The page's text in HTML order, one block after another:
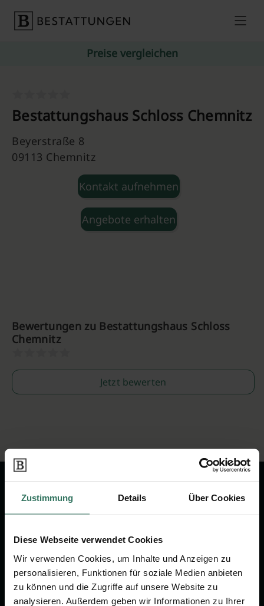
Zustimmung Details Über Cookies
Diese Webseite verwendet Cookies
Wir verwenden Cookies, um Inhalte und Anzeigen zu
personalisieren, Funktionen für soziale Medien anbieten
zu können und die Zugriffe auf unsere Website zu
analysieren. Außerdem geben wir Informationen zu Ihrer
Preise vergleichen
Bestattungshaus Schloss Chemnitz
Beyerstraße 8
09113 Chemnitz
Kontakt aufnehmen
Angebote erhalten
Bewertungen zu Bestattungshaus Schloss
Chemnitz
Jetzt bewerten
Wir sind Ihr Ansprechpartner rund
um das Thema Bestattung &
Jetzt beraten lassen